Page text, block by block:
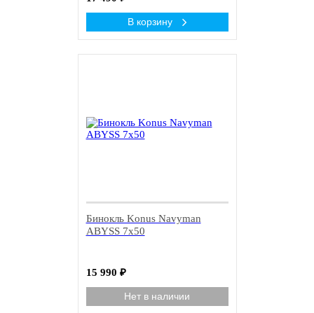
В корзину
Бинокль Konus Navyman
ABYSS 7x50
15 990 ₽
Нет в наличии